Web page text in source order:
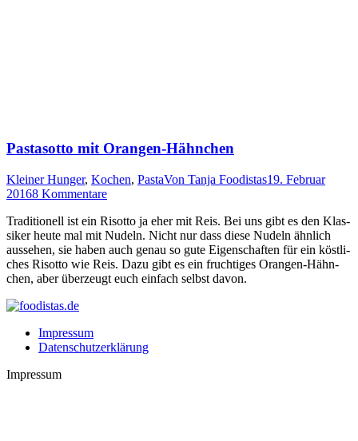
Pastasotto mit Orangen-Hähnchen
Kleiner Hunger, Kochen, PastaVon Tanja Foodistas19. Februar
20168 Kommentare
Tra­di­tio­nell ist ein Risot­to ja eher mit Reis. Bei uns gibt es den Klas­
si­ker heu­te mal mit Nudeln. Nicht nur dass die­se Nudeln ähn­lich
aus­se­hen, sie haben auch genau so gute Eigen­schaf­ten für ein köst­li­
ches Risot­to wie Reis. Dazu gibt es ein fruch­ti­ges Oran­gen-Hähn­
chen, aber über­zeugt euch ein­fach selbst davon.
Impressum
Datenschutzerklärung
Impressum